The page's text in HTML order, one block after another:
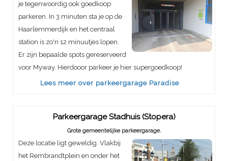
je tegenwoordig ook goedkoop
parkeren. In 3 minuten sta je op de
Haarlemmerdijk en het centraal
station is zo'n 12 minuutjes lopen.
Er zijn bepaalde spots gereserveerd
voor Myway. Hierdooor parkeer je hier supergoedkoop!
Lees meer over parkeergarage Paradise
Parkeergarage Stadhuis (Stopera)
Grote gemeentelijke parkeergarage.
Deze locatie ligt geweldig. Vlakbij
het Rembrandtplein en onder het